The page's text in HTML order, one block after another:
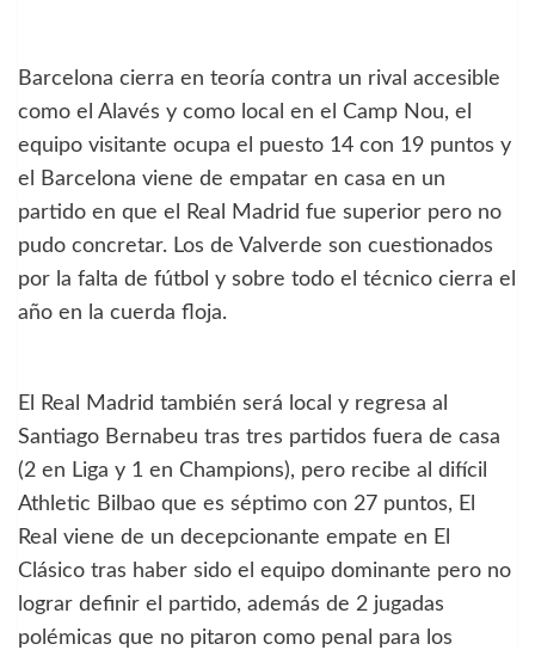
Barcelona cierra en teoría contra un rival accesible
como el Alavés y como local en el Camp Nou, el
equipo visitante ocupa el puesto 14 con 19 puntos y
el Barcelona viene de empatar en casa en un
partido en que el Real Madrid fue superior pero no
pudo concretar. Los de Valverde son cuestionados
por la falta de fútbol y sobre todo el técnico cierra el
año en la cuerda floja.
El Real Madrid también será local y regresa al
Santiago Bernabeu tras tres partidos fuera de casa
(2 en Liga y 1 en Champions), pero recibe al difícil
Athletic Bilbao que es séptimo con 27 puntos, El
Real viene de un decepcionante empate en El
Clásico tras haber sido el equipo dominante pero no
lograr definir el partido, además de 2 jugadas
polémicas que no pitaron como penal para los